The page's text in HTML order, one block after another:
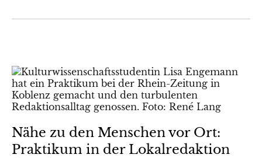
Nähe zu den Menschen vor Ort:
Praktikum in der Lokalredaktion